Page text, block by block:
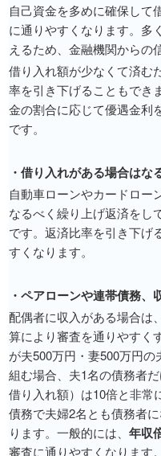
自己資金を多めに確保して
に通りやすくなります。多
えるため、金融機関からの
借り入れ額が少なくて済む
率を引き下げることもでき
金の割合に応じて優遇金利
です。
・借り入れがある場合はな
自動車ローンやカードロー
なるべく繰り上げ返済をし
です。返済比率を引き下げ
すくなります。
・ペアローンや連帯債務、
配偶者に収入がある場合は
算により審査を通りやすく
が夫500万円・妻500万円
組む場合、夫1名の債務者
借り入れ額）は10倍と非常
債務で夫婦2名とも債務者
ります。一般的には、 年収
審査に通りやすくなります。